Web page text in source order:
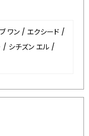
ワン / エクシード /
/ シチズン エル /